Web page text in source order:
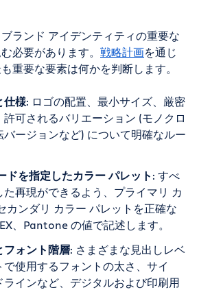
ランド アイデンティティの重要な
必要があります。 戦略計画を通じ
重要な要素は何かを判断します。
仕様: ロゴの配置、最小サイズ、厳密
可されるバリエーション (モノクロ
ージョンなど) について明確なルー
ドを指定したカラー パレット: すべ
再現ができるよう、プライマリ カ
カンダリ カラー パレットを正確な
、Pantone の値で記述します。
フォント階層: さまざまな見出しレベ
使用するフォントの太さ、サイ
ラインなど、デジタルおよび印刷用